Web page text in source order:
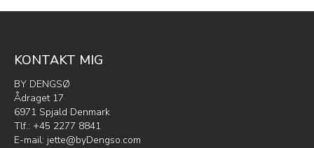
KONTAKT MIG
BY DENGSØ
Ådraget 17
6971 Spjald Denmark
Tlf.: +45 2277 8841
E-mail: jette@byDengso.com